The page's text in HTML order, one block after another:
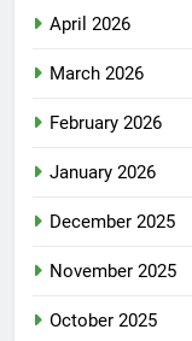
April 2026
March 2026
February 2026
January 2026
December 2025
November 2025
October 2025